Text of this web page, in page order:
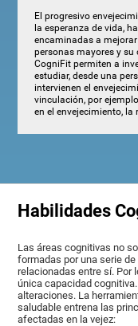
El progresivo
la esperanza de vida,
encaminadas a
personas mayores y su
CogniFit permiten a
estudiar, desde una
intervienen el
vinculación, por
en el envejecimiento, la
Habilidades
Las áreas cognitivas no
formadas por una serie
relacionadas entre sí. Por
única capacidad
alteraciones. La
saludable entrena las
afectadas en la vejez: